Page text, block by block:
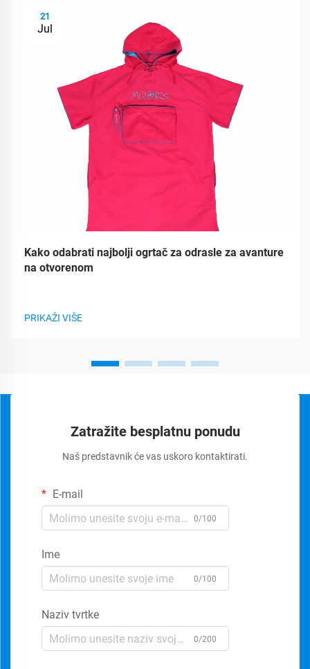
21
Jul
Kako odabrati najbolji ogrtač za odrasle za avanture
na otvorenom
PRIKAŽI VIŠE
Zatražite besplatnu ponudu
Naš predstavnik će vas uskoro kontaktirati.
E-mail
0/100
Ime
0/100
Naziv tvrtke
0/200